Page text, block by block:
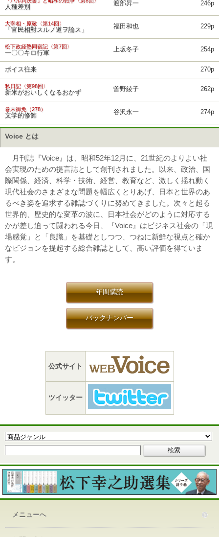
人種差別 渡部昇一 246p
大宰相・原敬〈第14回〉
「官民相對スルノ道ヲ論ス」 福田和也 229p
松下政経塾同宿記〈第7回〉
一〇〇キロ行軍 上坂冬子 254p
ボイス往来 270p
私日記〈第98回〉
新米がおいしくなるおかず 曽野綾子 262p
巻末御免（278）
文学的修飾 谷沢永一 274p
Voice とは
月刊誌『Voice』は、昭和52年12月に、21世紀のよりよい社
会実現のための提言誌として創刊されました。以来、政治、国
際関係、経済、科学・技術、経営、教育など、激しく揺れ動く
現代社会のさまざまな問題を幅広くとりあげ、日本と世界のあ
るべき姿を追求する雑誌づくりに努めてきました。次々と起る
世界的、歴史的な変革の波に、日本社会がどのように対応する
かが差し迫って闘われる今日、『Voice』はビジネス社会の「現
場感覚」と「良識」を基礎としつつ、つねに新鮮な視点と確か
なビジョンを提起する総合雑誌として、高い評価を得ていま
す。
年間購読
バックナンバー
公式サイト
ツイッター
メニューへ